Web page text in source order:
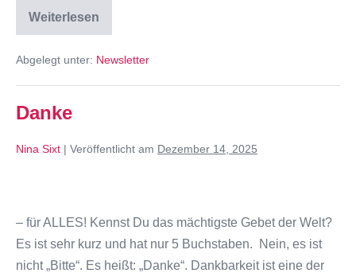
Weiterlesen
Abgelegt unter: Newsletter
Danke
Nina Sixt | Veröffentlicht am Dezember 14, 2025
– für ALLES! Kennst Du das mächtigste Gebet der Welt?
Es ist sehr kurz und hat nur 5 Buchstaben. Nein, es ist
nicht „Bitte“. Es heißt: „Danke“. Dankbarkeit ist eine der